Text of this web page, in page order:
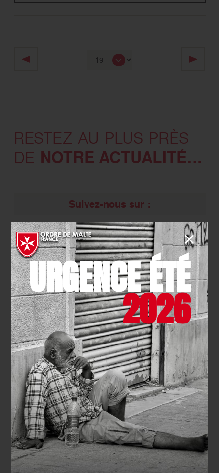
RESTEZ AU PLUS PRÈS
DE NOTRE ACTUALITÉ…
Suivez-nous sur :
NOTRE COMPTE
X (TWITTER)
NOTRE PAGE
INSTAGRAM
URGENCE ÉTÉ
2026